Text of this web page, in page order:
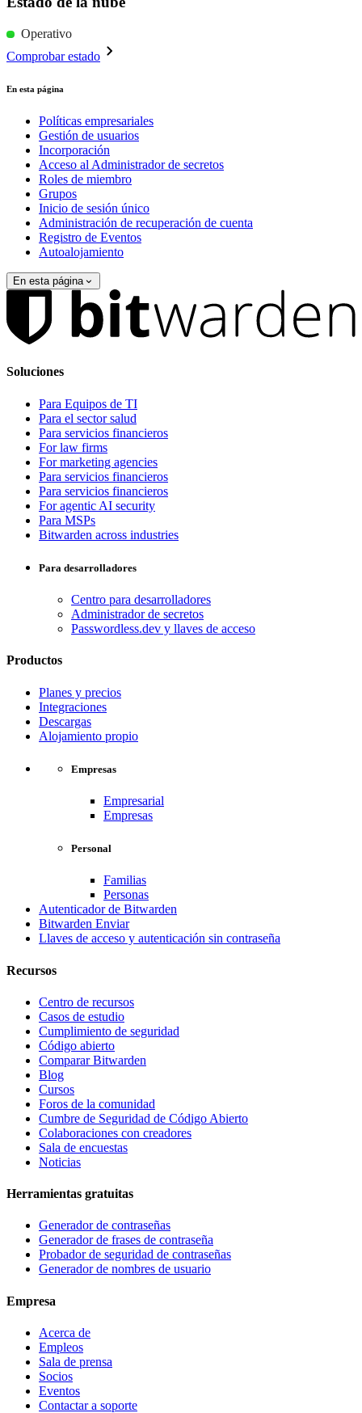
Operativo
Comprobar estado
En esta página
Políticas empresariales
Gestión de usuarios
Incorporación
Acceso al Administrador de secretos
Roles de miembro
Grupos
Inicio de sesión único
Administración de recuperación de cuenta
Registro de Eventos
Autoalojamiento
En esta página
Soluciones
Para Equipos de TI
Para el sector salud
Para servicios financieros
For law firms
For marketing agencies
Para servicios financieros
Para servicios financieros
For agentic AI security
Para MSPs
Bitwarden across industries
Para desarrolladores
Centro para desarrolladores
Administrador de secretos
Passwordless.dev y llaves de acceso
Productos
Planes y precios
Integraciones
Descargas
Alojamiento propio
Empresas
Empresarial
Empresas
Personal
Familias
Personas
Autenticador de Bitwarden
Bitwarden Enviar
Llaves de acceso y autenticación sin contraseña
Recursos
Centro de recursos
Casos de estudio
Cumplimiento de seguridad
Código abierto
Comparar Bitwarden
Blog
Cursos
Foros de la comunidad
Cumbre de Seguridad de Código Abierto
Colaboraciones con creadores
Sala de encuestas
Noticias
Herramientas gratuitas
Generador de contraseñas
Generador de frases de contraseña
Probador de seguridad de contraseñas
Generador de nombres de usuario
Empresa
Acerca de
Empleos
Sala de prensa
Socios
Eventos
Contactar a soporte